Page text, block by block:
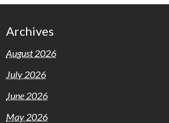
Archives
August 2026
July 2026
June 2026
May 2026